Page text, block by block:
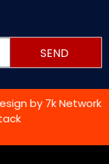
SEND
by 7k Network